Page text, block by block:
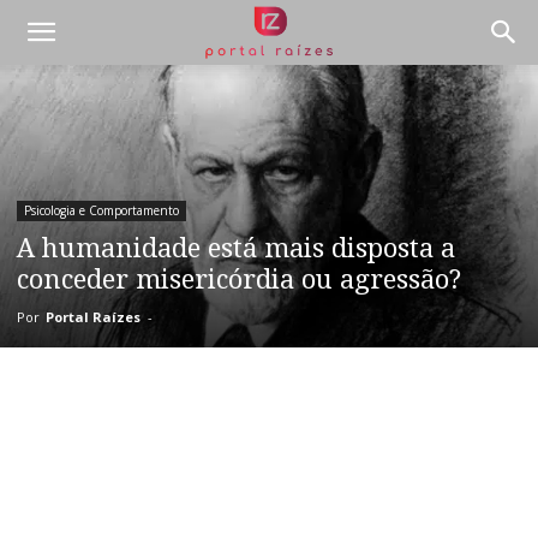
Psicologia e Comportamento
A humanidade está mais disposta a
conceder misericórdia ou agressão?
Por Portal Raízes -